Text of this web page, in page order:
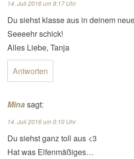
14. Juli 2016 um 9:17 Uhr
Du siehst klasse aus in deinem
Seeeehr schick!
Alles Liebe, Tanja
Antworten
Minasagt:
14. Juli 2016 um 0:10 Uhr
Du siehst ganz toll aus <3
Hat was Elfenmäßiges…